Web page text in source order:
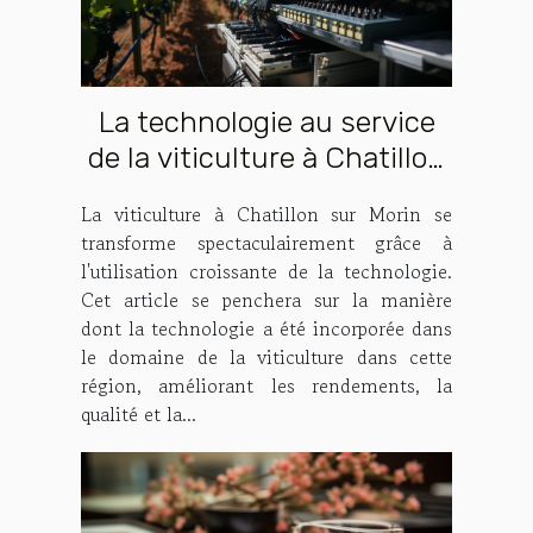
La technologie au service
de la viticulture à Chatillon
La viticulture à Chatillon sur Morin se
transforme spectaculairement grâce à
l'utilisation croissante de la technologie.
Cet article se penchera sur la manière
dont la technologie a été incorporée dans
le domaine de la viticulture dans cette
région, améliorant les rendements, la
qualité et la...